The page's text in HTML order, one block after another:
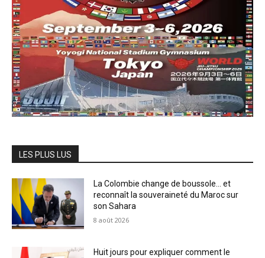
LES PLUS LUS
La Colombie change de boussole… et
reconnaît la souveraineté du Maroc sur
son Sahara
8 août 2026
Huit jours pour expliquer comment le